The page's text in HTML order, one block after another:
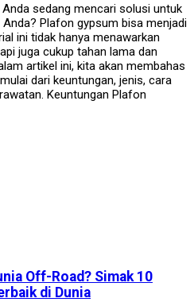
sedang mencari solusi untuk
Plafon gypsum bisa menjadi
ini tidak hanya menawarkan
juga cukup tahan lama dan
artikel ini, kita akan membahas
dari keuntungan, jenis, cara
Keuntungan Plafon
Off-Road? Simak 10
di Dunia